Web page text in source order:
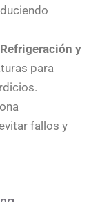
y
para
fallos y